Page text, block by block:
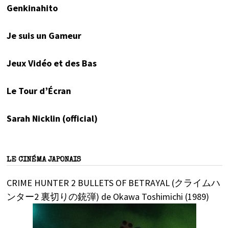
Genkinahito
Je suis un Gameur
Jeux Vidéo et des Bas
Le Tour d’Écran
Sarah Nicklin (official)
LE CINÉMA JAPONAIS
CRIME HUNTER 2 BULLETS OF BETRAYAL (クライムハ
ンター2 裏切りの銃弾) de Okawa Toshimichi (1989)